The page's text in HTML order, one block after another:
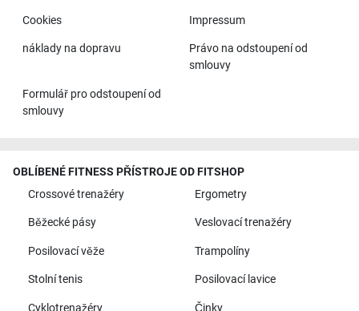
Cookies Impressum
náklady na dopravu
Právo na odstoupení od
smlouvy
Formulář pro odstoupení od
smlouvy
OBLÍBENÉ FITNESS PŘÍSTROJE OD FITSHOP
Crossové trenažéry
Ergometry
Běžecké pásy Veslovací trenažéry
Posilovací věže Trampolíny
Stolní tenis Posilovací lavice
Cyklotrenažéry Činky